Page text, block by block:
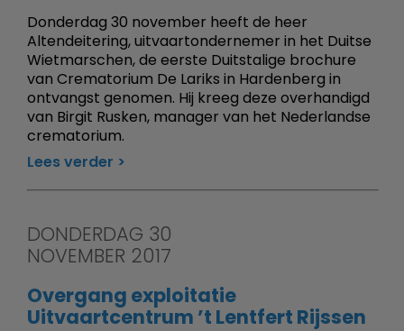
Donderdag 30 november heeft de heer
Altendeitering, uitvaartondernemer in het Duitse
Wietmarschen, de eerste Duitstalige brochure
van Crematorium De Lariks in Hardenberg in
ontvangst genomen. Hij kreeg deze overhandigd
van Birgit Rusken, manager van het Nederlandse
crematorium.
Lees verder
DONDERDAG 30
NOVEMBER 2017
Overgang exploitatie
Uitvaartcentrum ’t Lentfert Rijssen